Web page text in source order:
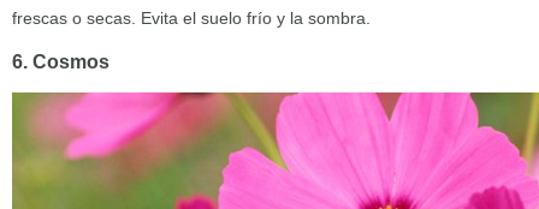
frescas o secas. Evita el suelo frío y la sombra.
6. Cosmos